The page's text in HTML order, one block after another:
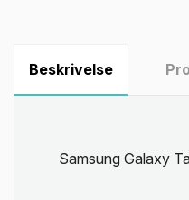
Beskrivelse
Samsung Galaxy